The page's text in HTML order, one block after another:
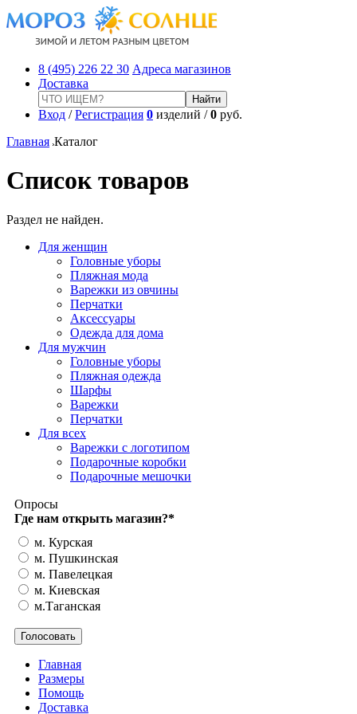
8 (495) 226 22 30 Адреса магазинов
Доставка
Вход /Регистрация 0 изделий /0 руб.
Главная Каталог
Список товаров
Раздел не найден.
Для женщин
Головные уборы
Пляжная мода
Варежки из овчины
Перчатки
Аксессуары
Одежда для дома
Для мужчин
Головные уборы
Пляжная одежда
Шарфы
Варежки
Перчатки
Для всех
Варежки с логотипом
Подарочные коробки
Подарочные мешочки
Опросы
Где нам открыть магазин?*
м. Курская
м. Пушкинская
м. Павелецкая
м. Киевская
м.Таганская
Главная
Размеры
Помощь
Доставка